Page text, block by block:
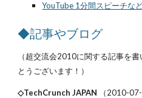
YouTube 1分間スピーチな
◆記事やブログ
（超交流会2010に関する記事を
とうございます！）
◇TechCrunch JAPAN （2010-